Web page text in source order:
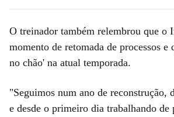
O treinador também relembrou que o
momento de retomada de processos e
no chão' na atual temporada.
"Seguimos num ano de reconstrução,
e desde o primeiro dia trabalhando de